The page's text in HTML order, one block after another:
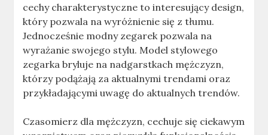
cechy charakterystyczne to interesujący design,
który pozwala na wyróżnienie się z tłumu.
Jednocześnie modny zegarek pozwala na
wyrażanie swojego stylu. Model stylowego
zegarka bryluje na nadgarstkach mężczyzn,
którzy podążają za aktualnymi trendami oraz
przykładającymi uwagę do aktualnych trendów.
Czasomierz dla mężczyzn, cechuje się ciekawym